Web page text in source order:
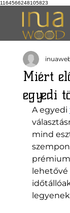
1164566248105823
Miért
egyedi
A egyedi
mind
lehetővé